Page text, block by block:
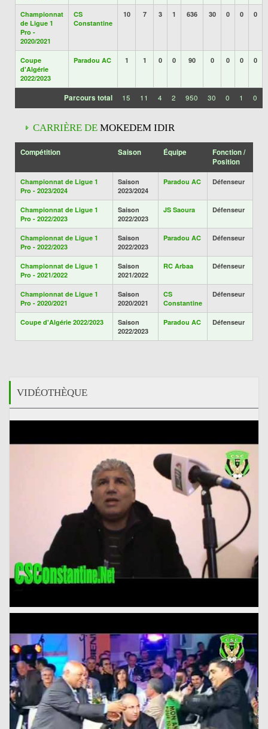
Championnat
de Ligue 1
Pro -
2020/2021
CS
Constantine
10 7 3 1 636 30 0 0 0
Coupe
d'Algérie
2022/2023
Paradou AC 1 1 0 0 90 0 0 0 0
Parcours total 15 11 4 2 950 30 0 1 0
CARRIÈRE DE MOKEDEM IDIR
Compétition Saison Équipe
Fonction /
Position
Championnat de Ligue 1
Pro - 2023/2024
Saison
2023/2024
Paradou AC Défenseur
Championnat de Ligue 1
Pro - 2022/2023
Saison
2022/2023
JS Saoura Défenseur
Championnat de Ligue 1
Pro - 2022/2023
Saison
2022/2023
Paradou AC Défenseur
Championnat de Ligue 1
Pro - 2021/2022
Saison
2021/2022
RC Arbaa Défenseur
Championnat de Ligue 1
Pro - 2020/2021
Saison
2020/2021
CS
Constantine
Défenseur
Coupe d'Algérie 2022/2023
Saison
2022/2023
Paradou AC Défenseur
VIDÉOTHÈQUE